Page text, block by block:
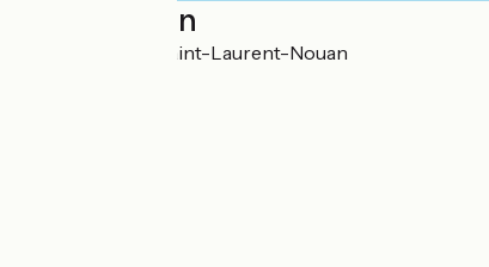
Localisation
Barboire 41220 Saint-Laurent-Nouan